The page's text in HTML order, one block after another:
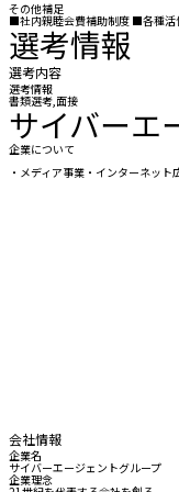
その他補足
■社内親睦会費補助制度 ■各種
選考情報
選考内容
選考情報
書類選考,面接
サイバーエ
企業について
・メディア事業・インターネッ
会社情報
企業名
サイバーエージェントグループ
企業理念